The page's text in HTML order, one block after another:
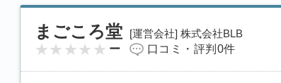
まごころ堂
[運営会社] 株式会社BLB
ー
口コミ・評判 0件